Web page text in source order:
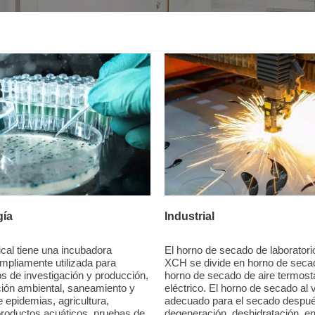
tiene una incubadora
utilizada para
de investigación y producción,
ambiental, saneamiento y
epidemias, agricultura,
Industrial
El horno de secado de
XCH se divide en horno de
horno de secado de aire
eléctrico. El horno de secado al
adecuado para el secado